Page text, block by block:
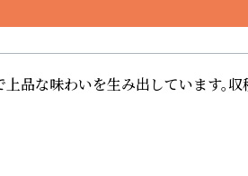
な味わいを生み出しています